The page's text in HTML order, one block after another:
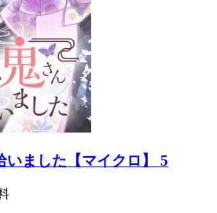
いました【マイクロ】 5